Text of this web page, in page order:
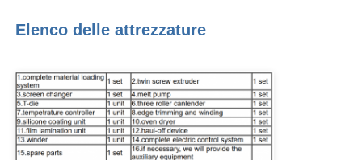
Contattaci
Notizie
Casi
Elenco delle attrezzature